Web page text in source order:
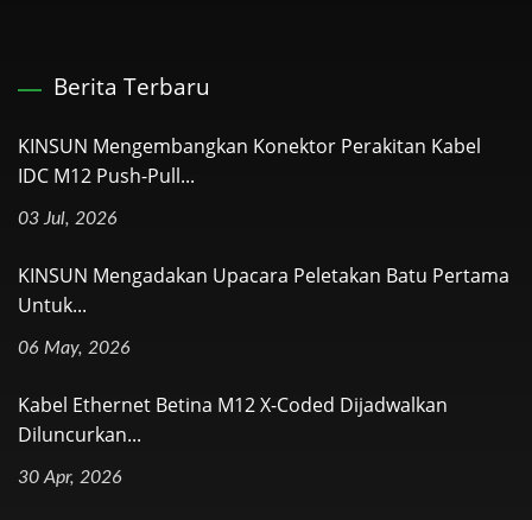
Berita Terbaru
KINSUN Mengembangkan Konektor Perakitan Kabel
IDC M12 Push-Pull...
03 Jul, 2026
KINSUN Mengadakan Upacara Peletakan Batu Pertama
Untuk...
06 May, 2026
Kabel Ethernet Betina M12 X-Coded Dijadwalkan
Diluncurkan...
30 Apr, 2026